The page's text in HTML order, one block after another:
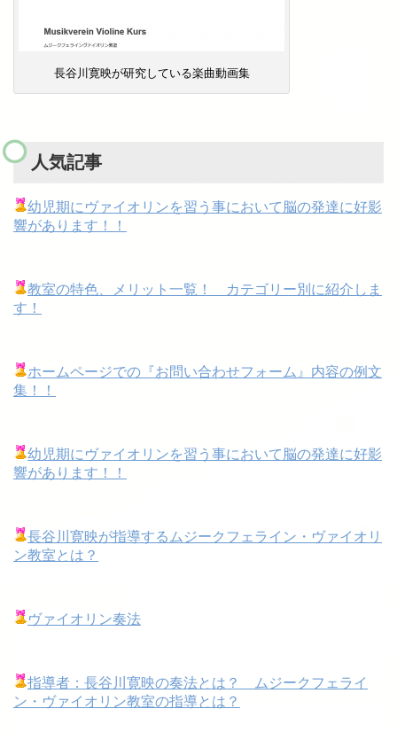
長谷川寛映が研究している楽曲動画集
人気記事
幼児期にヴァイオリンを習う事において脳の発達に好影
響があります！！
教室の特色、メリット一覧！ カテゴリー別に紹介しま
す！
ホームページでの『お問い合わせフォーム』内容の例文
集！！
幼児期にヴァイオリンを習う事において脳の発達に好影
響があります！！
長谷川寛映が指導するムジークフェライン・ヴァイオリ
ン教室とは？
ヴァイオリン奏法
指導者：長谷川寛映の奏法とは？ ムジークフェライ
ン・ヴァイオリン教室の指導とは？